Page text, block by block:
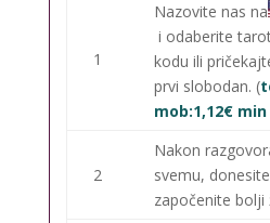
1
Nazovite nas na
i odaberite
kodu ili
prvi slobodan. (
mob:1,12€ min
2
Nakon
svemu,
započenite bolji